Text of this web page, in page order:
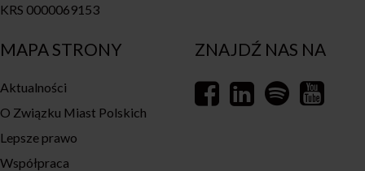
MAPA STRONY
Aktualności
O Związku Miast Polskich
Lepsze prawo
Współpraca
KRS 0000069153
ZNAJDŹ NAS NA